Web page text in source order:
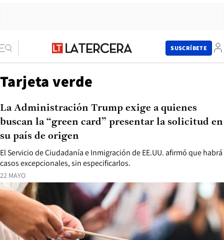
SUSCRÍBETE
Tarjeta verde
22 MAYO
El Servicio de Ciudadanía e Inmigración de EE.UU. afirmó que habrá
casos excepcionales, sin especificarlos.
La Administración Trump exige a quienes
buscan la “green card” presentar la solicitud en
su país de origen